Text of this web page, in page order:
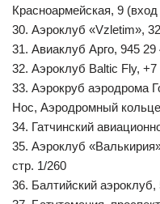
Красноармейская, 9
30. Аэроклуб «Vzletim»,
31. Авиаклуб Арго, 945 29
32. Аэроклуб Baltic Fly,
33. Аэрокруб аэродрома
Нос, Аэродромный
34. Гатчинский
35. Аэроклуб
стр. 1/260
36. Балтийский аэроклуб,